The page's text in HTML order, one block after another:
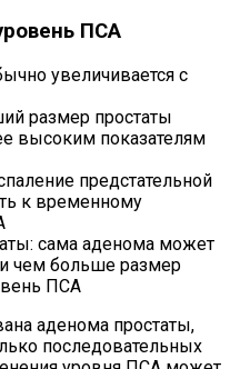
ПСА
увеличивается с
размер простаты
высоким показателям
предстательной
к временному
сама аденома может
чем больше размер
ПСА
аденома простаты,
последовательных